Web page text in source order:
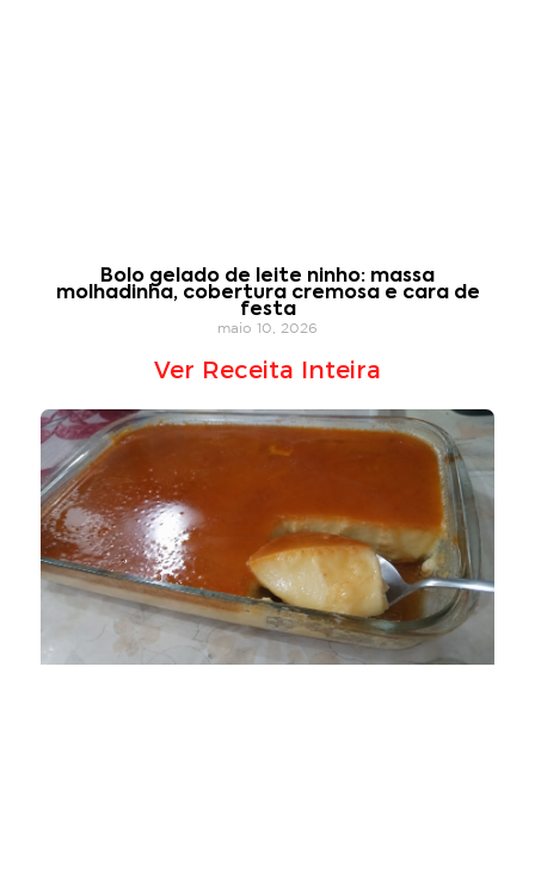
Bolo gelado de leite ninho: massa
molhadinha, cobertura cremosa e cara de
festa
maio 10, 2026
Ver Receita Inteira